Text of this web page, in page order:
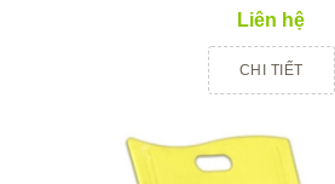
Liên hệ
CHI TIẾT